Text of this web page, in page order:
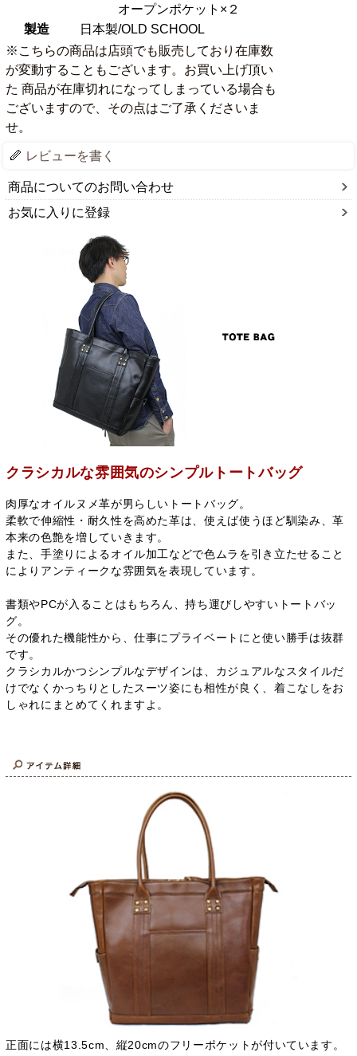
オープンポケット×２
製造
日本製/OLD SCHOOL
※こちらの商品は店頭でも販売しており在庫数
が変動することもございます。お買い上げ頂い
た 商品が在庫切れになってしまっている場合も
ございますので、その点はご了承くださいま
せ。
レビューを書く
商品についてのお問い合わせ
お気に入りに登録
クラシカルな雰囲気のシンプルトートバッグ
肉厚なオイルヌメ革が男らしいトートバッグ。
柔軟で伸縮性・耐久性を高めた革は、使えば使うほど馴染み、革
本来の色艶を増していきます。
また、手塗りによるオイル加工などで色ムラを引き立たせること
によりアンティークな雰囲気を表現しています。
書類やPCが入ることはもちろん、持ち運びしやすいトートバッ
グ。
その優れた機能性から、仕事にプライベートにと使い勝手は抜群
です。
クラシカルかつシンプルなデザインは、カジュアルなスタイルだ
けでなくかっちりとしたスーツ姿にも相性が良く、着こなしをお
しゃれにまとめてくれますよ。
正面には横13.5cm、縦20cmのフリーポケットが付いています。